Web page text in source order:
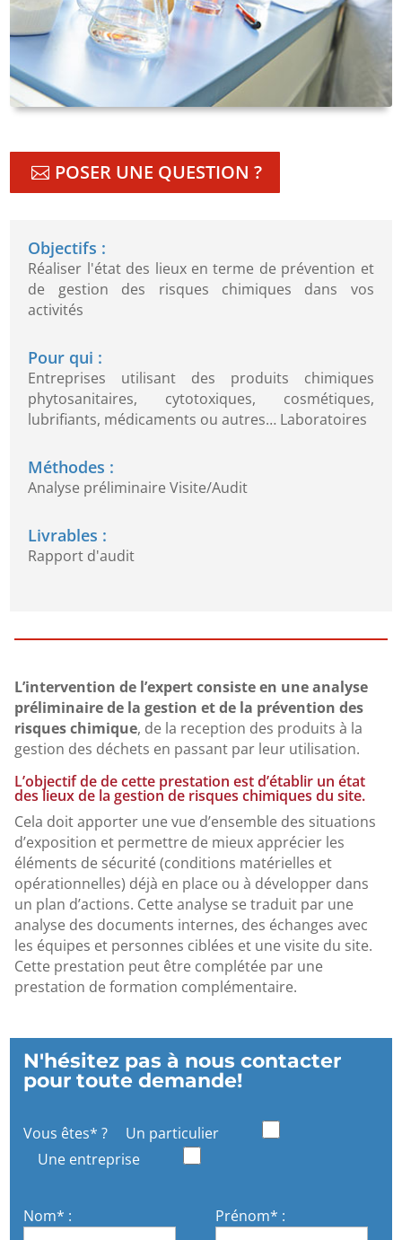
POSER UNE QUESTION ?
Objectifs :
Réaliser l'état des lieux en terme de prévention et
de gestion des risques chimiques dans vos
activités
Pour qui :
Entreprises utilisant des produits chimiques
phytosanitaires, cytotoxiques, cosmétiques,
lubrifiants, médicaments ou autres… Laboratoires
Méthodes :
Analyse préliminaire Visite/Audit
Livrables :
Rapport d'audit
L’intervention de l’expert consiste en une analyse
préliminaire de la gestion et de la prévention des
risques chimique, de la reception des produits à la
gestion des déchets en passant par leur utilisation.
L’objectif de de cette prestation est d’établir un état
des lieux de la gestion de risques chimiques du site.
Cela doit apporter une vue d’ensemble des situations
d’exposition et permettre de mieux apprécier les
éléments de sécurité (conditions matérielles et
opérationnelles) déjà en place ou à développer dans
un plan d’actions. Cette analyse se traduit par une
analyse des documents internes, des échanges avec
les équipes et personnes ciblées et une visite du site.
Cette prestation peut être complétée par une
prestation de formation complémentaire.
N'hésitez pas à nous contacter
pour toute demande!
Vous êtes* ?
Un particulier
Une entreprise
Nom* : Prénom* :